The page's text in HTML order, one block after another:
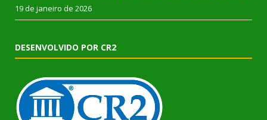
19 de janeiro de 2026
DESENVOLVIDO POR CR2